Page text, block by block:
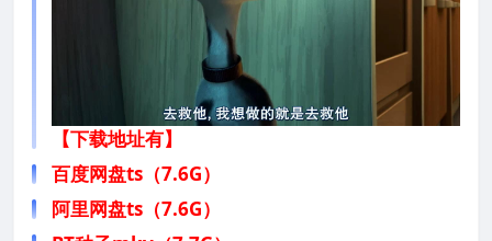
【下载地址有】
百度网盘ts（7.6G）
阿里网盘ts（7.6G）